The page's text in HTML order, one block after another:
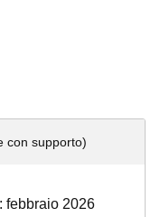
con supporto)
febbraio 2026